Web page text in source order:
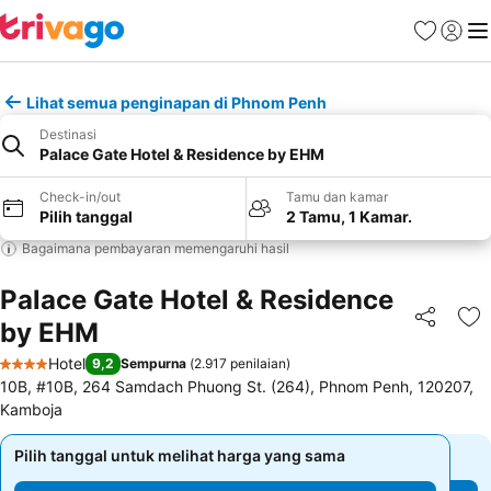
FavoritLogin
Lihat semua penginapan di Phnom Penh
Destinasi
Palace Gate Hotel & Residence by EHM
Check-in/out
Pilih tanggal
Tamu dan kamar
2 Tamu, 1 Kamar.
Bagaimana pembayaran memengaruhi hasil
Palace Gate Hotel & Residence
by EHM
Bagikan
4 Bintang
Hotel 9,2 Sempurna (2.917 penilaian)
10B, #10B, 264 Samdach Phuong St. (264), Phnom Penh, 120207,
Kamboja
Pilih tanggal untuk melihat harga yang sama
Pilih tanggal untuk melihat harga yang sama